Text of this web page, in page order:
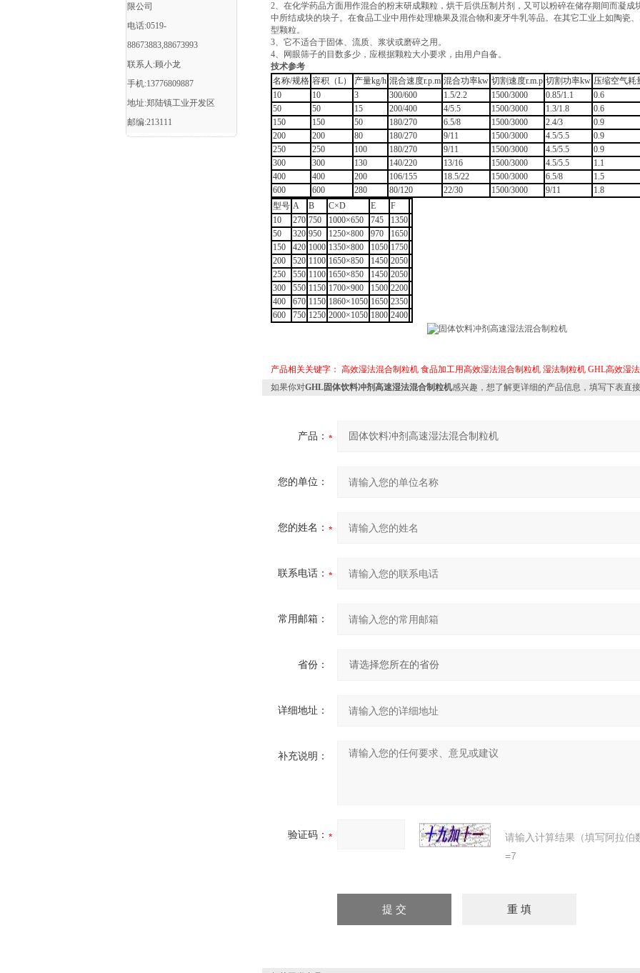
限公司
电话:0519-
88673883,88673993
联系人:顾小龙
手机:13776809887
地址:郑陆镇工业开发区
邮编:213111
2、在化学药品方面用作混合的粉末研成颗粒，烘干后供压制片剂，又可以粉碎在储存期间而凝成
中所结成块的块子。在食品工业中用作处理糖果及混合物和麦牙牛乳等品。在其它工业上如陶瓷
型颗粒。
3、它不适合于固体、流质、浆状或磨碎之用。
4、网眼筛子的目数多少，应根据颗粒大小要求，由用户自备。
技术参考
名称/规格 容积（L） 产量kg/h 混合速度r.p.m 混合功率kw 切割速度r.m.p 切割功率kw 压缩空气耗
10
10 3 300/600 1.5/2.2 1500/3000 0.85/1.1
0.6
50
50 15 200/400 4/5.5 1500/3000 1.3/1.8
0.6
150
150 50 180/270 6.5/8 1500/3000 2.4/3
0.9
200
200 80 180/270 9/11 1500/3000 4.5/5.5
0.9
250
250 100 180/270 9/11 1500/3000 4.5/5.5
0.9
300
300 130 140/220 13/16 1500/3000 4.5/5.5
1.1
400
400 200 106/155 18.5/22 1500/3000 6.5/8
1.5
600
600 280 80/120 22/30 1500/3000 9/11
1.8
型号 A B C×D E
F
10
270 750 1000×650 745
1350
50
320 950 1250×800 970
1650
150
420 1000 1350×800 1050 1750
200
520 1100 1650×850 1450 2050
250
550 1100 1650×850 1450 2050
300
550 1150 1700×900 1500 2200
400
670 1150 1860×1050 1650 2350
600
750 1250 2000×1050 1800 2400
产品相关关键字： 高效湿法混合制粒机 食品加工用高效湿法混合制粒机 湿法制粒机 GHL高效湿
如果你对GHL固体饮料冲剂高速湿法混合制粒机感兴趣，想了解更详细的产品信息，填写下表直
产品：
您的单位：
您的姓名：
联系电话：
常用邮箱：
省份：
详细地址：
补充说明：
验证码：
请输入计算结果（填写阿拉伯
=7